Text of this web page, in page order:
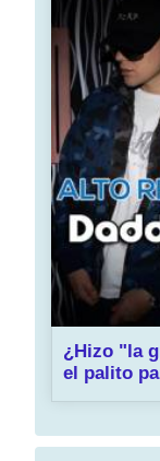
¿Hizo "la
el palito